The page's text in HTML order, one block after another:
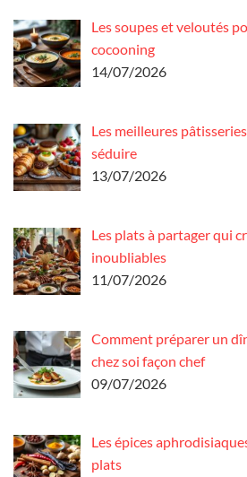
Les soupes et veloutés
cocooning
14/07/2026
Les meilleures
séduire
13/07/2026
Les plats à partager qui
inoubliables
11/07/2026
Comment préparer un
chez soi façon chef
09/07/2026
Les épices
plats